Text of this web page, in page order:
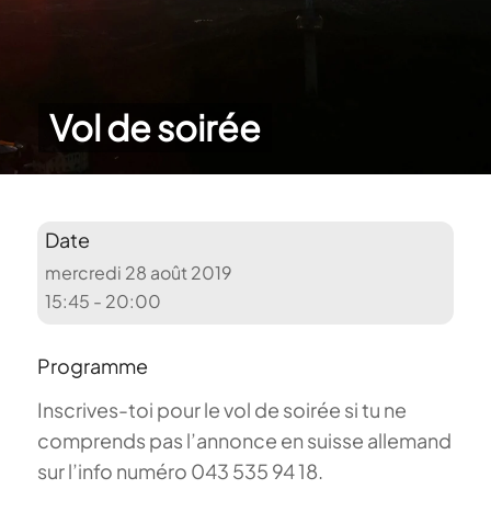
Vol de soirée
Date
mercredi 28 août 2019
15:45 - 20:00
Programme
Inscrives-toi pour le vol de soirée si tu ne
comprends pas l’annonce en suisse allemand
sur l’info numéro 043 535 94 18.